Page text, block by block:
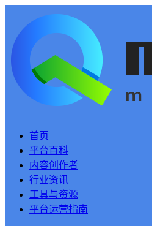
首页
平台百科
内容创作者
行业资讯
工具与资源
平台运营指南